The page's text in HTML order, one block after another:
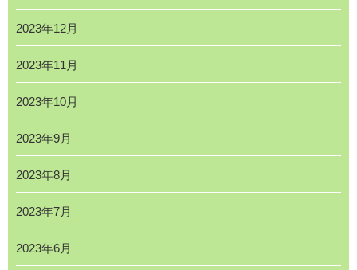
2023年12月
2023年11月
2023年10月
2023年9月
2023年8月
2023年7月
2023年6月